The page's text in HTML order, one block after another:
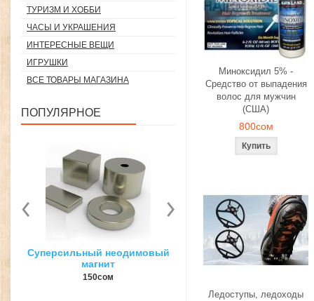
ТУРИЗМ И ХОББИ
ЧАСЫ И УКРАШЕНИЯ
ИНТЕРЕСНЫЕ ВЕЩИ
ИГРУШКИ
ВСЕ ТОВАРЫ МАГАЗИНА
ПОПУЛЯРНОЕ
3D ручка для объемного
рисования
1350сом 1190сом
Загуститель волос
27гр
Миноксидил 5% -
Средство от выпадения
волос для мужчин
(США)
800сом
Ледоступы, ледоходы